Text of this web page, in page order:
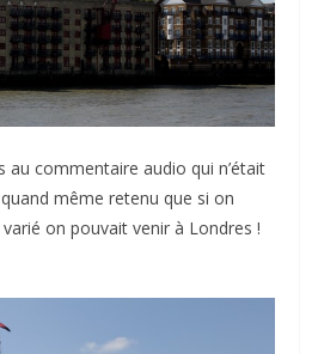
au commentaire audio qui n’était
quand même retenu que si on
on pouvait venir à Londres !